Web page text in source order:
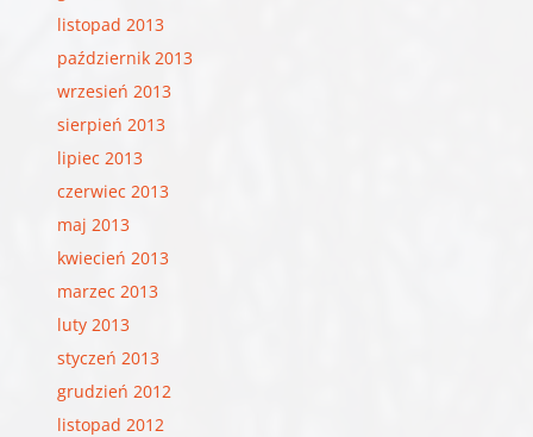
listopad 2013
październik 2013
wrzesień 2013
sierpień 2013
lipiec 2013
czerwiec 2013
maj 2013
kwiecień 2013
marzec 2013
luty 2013
styczeń 2013
grudzień 2012
listopad 2012